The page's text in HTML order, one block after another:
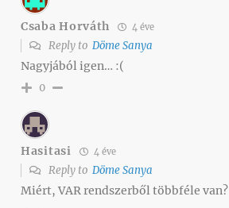
Csaba Horváth 4 éve
Reply to Döme Sanya
Nagyjából igen… :(
0
Hasitasi 4 éve
Reply to Döme Sanya
Miért, VAR rendszerből többféle van?